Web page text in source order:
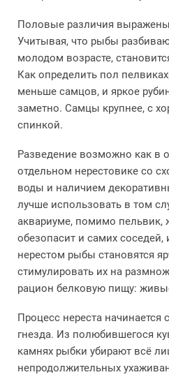
Половые различия выражены
Учитывая, что рыбы
молодом возрасте,
Как определить пол
меньше самцов, и яркое
заметно. Самцы крупнее, с
спинкой.
Разведение возможно как в
отдельном нерестовике со
воды и наличием
лучше использовать в том
аквариуме, помимо пельвик,
обезопасит и самих
нерестом рыбы становятся
стимулировать их на
рацион белковую пищу:
Процесс нереста начинается
гнезда. Из полюбившегося
камнях рыбки убирают всё
непродолжительных